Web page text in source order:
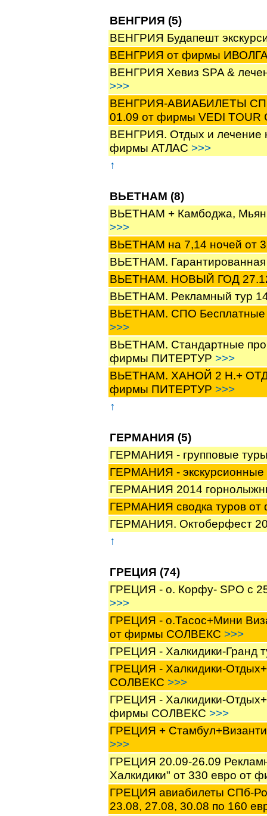
ВЕНГРИЯ (5)
ВЕНГРИЯ Будапешт
ВЕНГРИЯ от фирмы
ВЕНГРИЯ Хевиз SPA &
>>>
ВЕНГРИЯ-АВИАБИЛЕТЫ
01.09 от фирмы VEDI TOUR
ВЕНГРИЯ. Отдых и лечение
фирмы АТЛАС >>>
↑
ВЬЕТНАМ (8)
ВЬЕТНАМ + Камбоджа,
>>>
ВЬЕТНАМ на 7,14 ночей от
ВЬЕТНАМ.
ВЬЕТНАМ. НОВЫЙ ГОД
ВЬЕТНАМ. Рекламный тур
ВЬЕТНАМ. СПО Бесплатные
>>>
ВЬЕТНАМ. Стандартные
фирмы ПИТЕРТУР >>>
ВЬЕТНАМ. ХАНОЙ 2 Н.+
фирмы ПИТЕРТУР >>>
↑
ГЕРМАНИЯ (5)
ГЕРМАНИЯ - групповые
ГЕРМАНИЯ -
ГЕРМАНИЯ 2014
ГЕРМАНИЯ сводка туров
ГЕРМАНИЯ. Октоберфест
↑
ГРЕЦИЯ (74)
ГРЕЦИЯ - о. Корфу- SPO с
>>>
ГРЕЦИЯ - о.Тасос+Мини
от фирмы СОЛВЕКС >>>
ГРЕЦИЯ - Халкидики-Гранд
ГРЕЦИЯ - Халкидики-
СОЛВЕКС >>>
ГРЕЦИЯ - Халкидики-
фирмы СОЛВЕКС >>>
ГРЕЦИЯ +
>>>
ГРЕЦИЯ 20.09-26.09
Халкидики" от 330 евро
ГРЕЦИЯ авиабилеты СПб-
23.08, 27.08, 30.08 по 160